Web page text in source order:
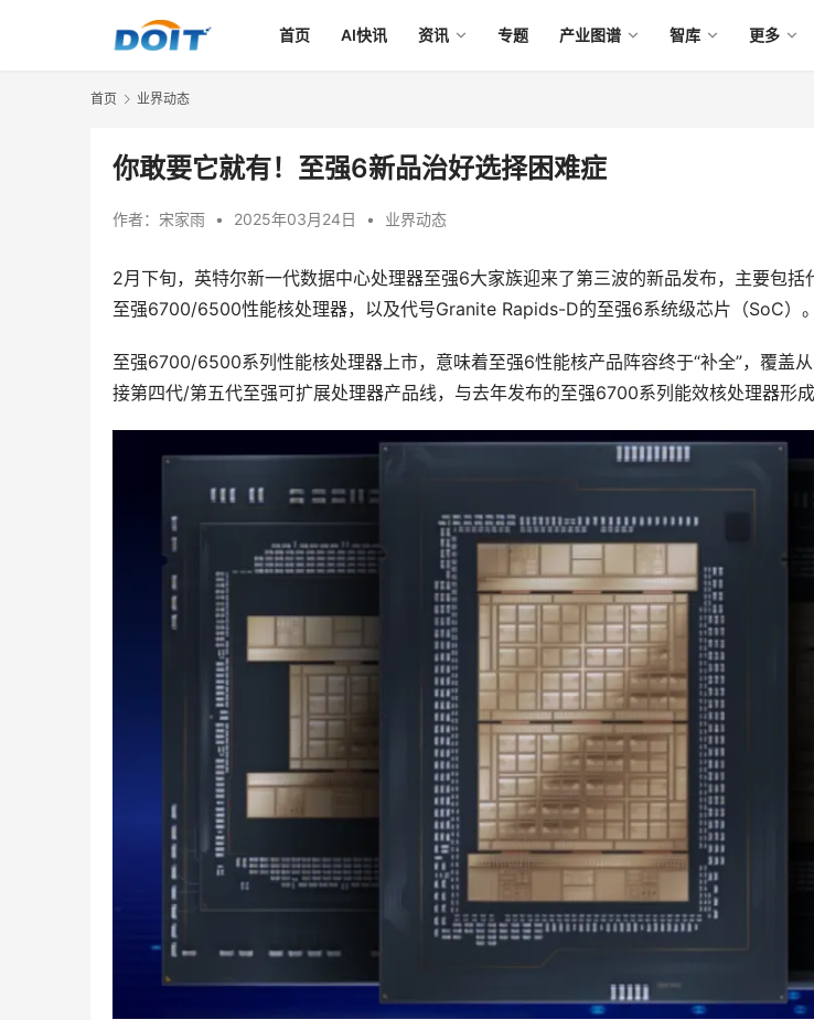
首页 AI快讯 资讯 专题 产业图谱 智库 更多
首页 业界动态
你敢要它就有！至强6新品治好选择困难症
作者： 宋家雨 • 2025年03月24日 • 业界动态
2月下旬，英特尔新一代数据中心处理器至强6大家族迎来了第三波的新品发布，主要包
至强6700/6500性能核处理器，以及代号Granite Rapids-D的至强6系统级芯片（SoC）。
至强6700/6500系列性能核处理器上市，意味着至强6性能核产品阵容终于“补全”，覆盖
接第四代/第五代至强可扩展处理器产品线，与去年发布的至强6700系列能效核处理器形成